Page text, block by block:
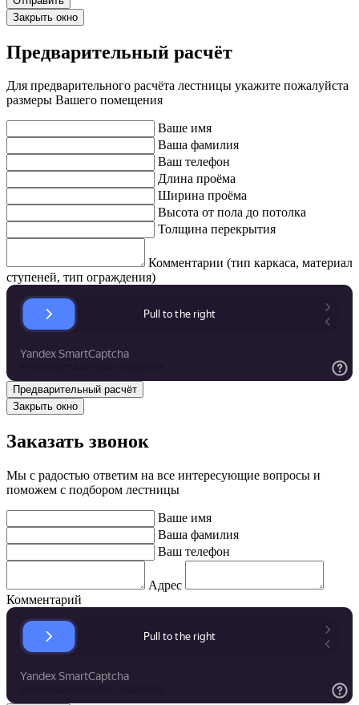
Закрыть окно
Предварительный расчёт
Для предварительного расчёта лестницы укажите пожалуйста
размеры Вашего помещения
Ваше имя
Ваша фамилия
Ваш телефон
Длина проёма
Ширина проёма
Высота от пола до потолка
Толщина перекрытия
Комментарии (тип каркаса, материал
ступеней, тип ограждения)
Закрыть окно
Заказать звонок
Мы с радостью ответим на все интересующие вопросы и
поможем с подбором лестницы
Ваше имя
Ваша фамилия
Ваш телефон
Адрес
Комментарий